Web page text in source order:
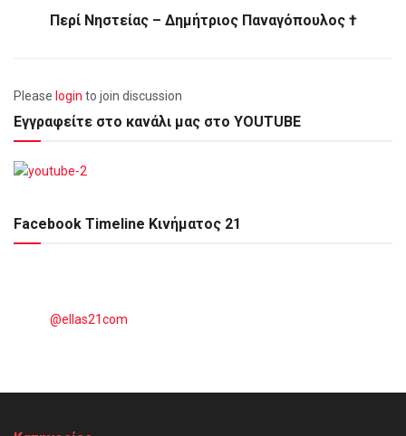
Περί Νηστείας – Δημήτριος Παναγόπουλος †
Please login to join discussion
Εγγραφείτε στο κανάλι μας στο YOUTUBE
Facebook Timeline Κινήματος 21
@ellas21com